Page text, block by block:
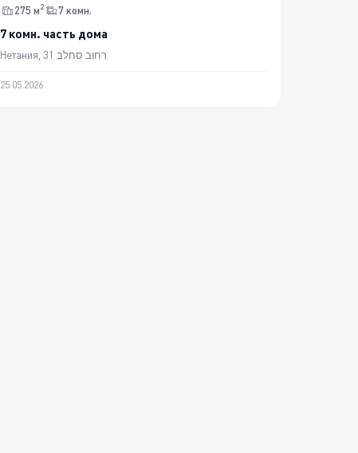
275 м2 7 комн.
7 комн. часть дома
Нетания, רחוב סחלב 31
25.05.2026